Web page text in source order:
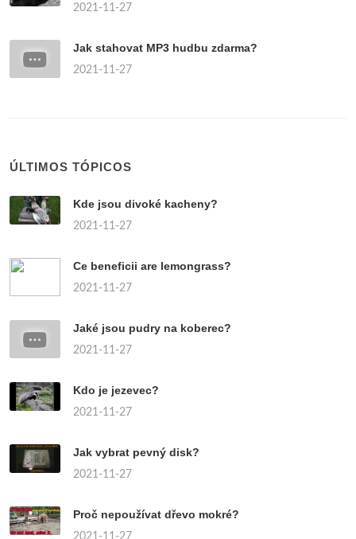
2021-11-27
Jak stahovat MP3 hudbu zdarma?
2021-11-27
ÚLTIMOS TÓPICOS
Kde jsou divoké kacheny?
2021-11-27
Ce beneficii are lemongrass?
2021-11-27
Jaké jsou pudry na koberec?
2021-11-27
Kdo je jezevec?
2021-11-27
Jak vybrat pevný disk?
2021-11-27
Proč nepoužívat dřevo mokré?
2021-11-27